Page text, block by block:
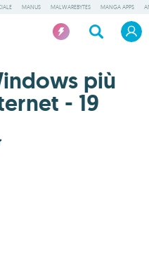
MANUS MALWAREBYTES MANGA APPS
più
- 19